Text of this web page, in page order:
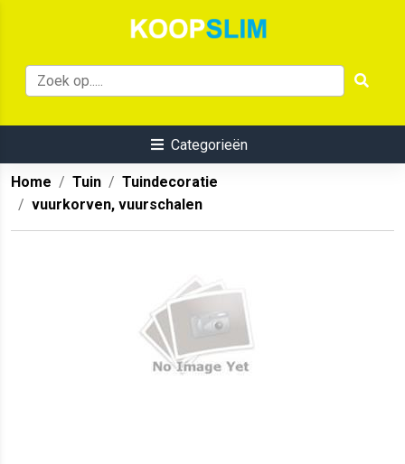
Categorieën
Home Tuin
Tuindecoratie
vuurkorven, vuurschalen